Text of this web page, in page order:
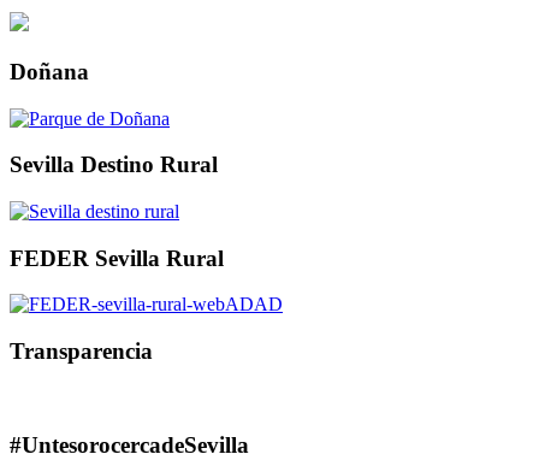
Doñana
Sevilla Destino Rural
FEDER Sevilla Rural
Transparencia
#UntesorocercadeSevilla